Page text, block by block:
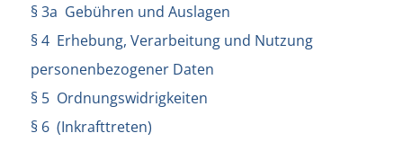
§ 3a Gebühren und Auslagen
§ 4 Erhebung, Verarbeitung und Nutzung
personenbezogener Daten
§ 5 Ordnungswidrigkeiten
§ 6 (Inkrafttreten)